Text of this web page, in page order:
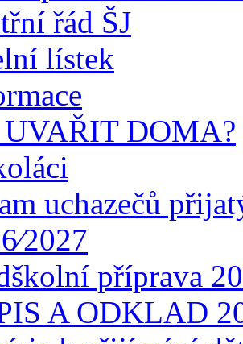
řád ŠJ
lístek
UVAŘIT DOMA?
uchazečů
příprava
A ODKLAD